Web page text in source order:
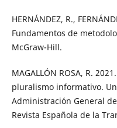
HERNÁNDEZ, R.,
Fundamentos de
McGraw-Hill.
MAGALLÓN ROSA, R.
pluralismo informativo.
Administración General
Revista Española de la